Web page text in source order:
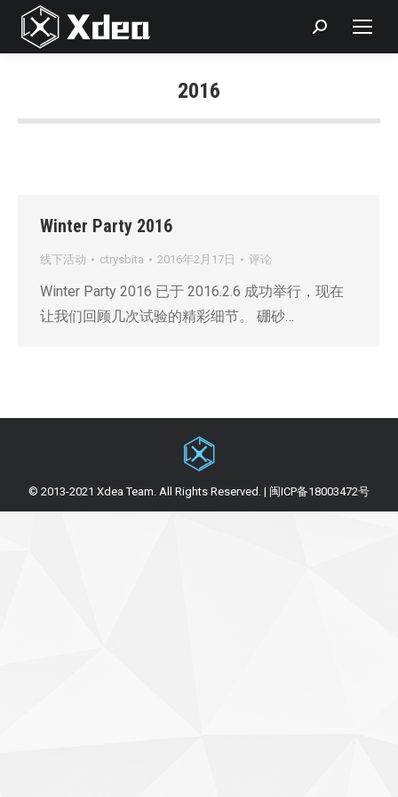
Search:
2016
您在这里：
Winter Party 2016
线下活动 ctrysbita 2016年2月17日 评论
Winter Party 2016 已于 2016.2.6 成功举行，现在
让我们回顾几次试验的精彩细节。 硼砂…
© 2013-2021 Xdea Team. All Rights Reserved. | 闽ICP备18003472号